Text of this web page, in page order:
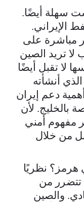
سهلة أيضًا.
الإيراني.
مباشرة على
لا تريد الصين
لا تقبل أيضًا
أنشأته
دعم إيران
بالخليج. لأن
مفهوم أمني
بل من خلال
هرمز؟ نظريًا
تتضرر من
والصين